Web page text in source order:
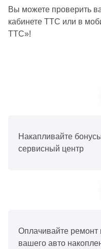
Вы можете проверить
кабинете ТТС или в
ТТС»!
Накапливайте
сервисный центр
Оплачивайте ремонт
вашего авто